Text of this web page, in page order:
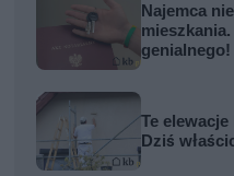
Najemca
genialnego!
Te elewacje
Dziś